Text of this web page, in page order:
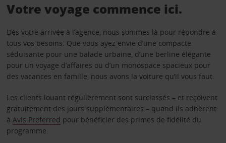
Votre voyage commence ici.
Dès votre arrivée à l’agence, nous sommes là pour répondre à
tous vos besoins. Que vous ayez envie d’une compacte
séduisante pour une balade urbaine, d’une berline élégante
pour un voyage d’affaires ou d’un monospace spacieux pour
des vacances en famille, nous avons la voiture qu’il vous faut.
Les clients louant régulièrement sont surclassés – et reçoivent
gratuitement des jours supplémentaires – quand ils adhèrent
à Avis Preferred pour bénéficier des primes de fidélité du
programme.